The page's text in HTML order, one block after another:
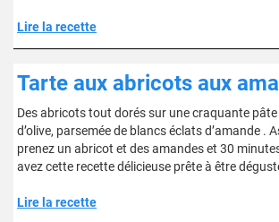
Lire la recette
Tarte aux abricots aux
Des abricots tout dorés sur une craquante pâte
d’olive, parsemée de blancs éclats d’amande .
prenez un abricot et des amandes et 30
avez cette recette délicieuse prête à être
Lire la recette